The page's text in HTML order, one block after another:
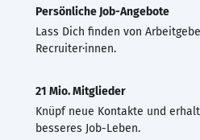
Persönliche Job-Angebote
Lass Dich finden von
Recruiter·innen.
21 Mio. Mitglieder
Knüpf neue Kontakte und
besseres Job-Leben.